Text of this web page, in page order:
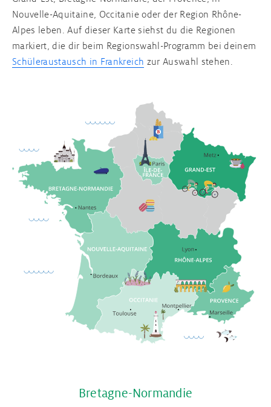
Nouvelle-Aquitaine, Occitanie oder der Region Rhône-
Alpes leben. Auf dieser Karte siehst du die Regionen
markiert, die dir beim Regionswahl-Programm bei deinem
Schüleraustausch in Frankreich zur Auswahl stehen.
Bretagne-Normandie